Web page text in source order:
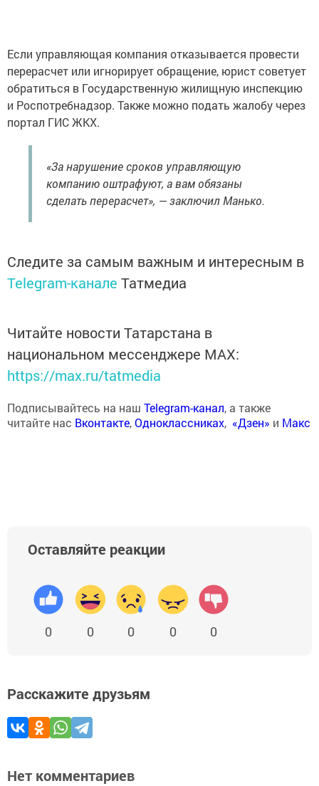
Если управляющая компания отказывается провести
перерасчет или игнорирует обращение, юрист советует
обратиться в Государственную жилищную инспекцию
и Роспотребнадзор. Также можно подать жалобу через
портал ГИС ЖКХ.
«За нарушение сроков управляющую
компанию оштрафуют, а вам обязаны
сделать перерасчет», — заключил Манько.
Следите за самым важным и интересным в
Telegram-канале Татмедиа
Читайте новости Татарстана в
национальном мессенджере MАХ:
https://max.ru/tatmedia
Подписывайтесь на наш Telegram-канал, а также
читайте нас Вконтакте,Одноклассниках, «Дзен» и Макс
Оставляйте реакции
0 0 0 0 0
Расскажите друзьям
Нет комментариев